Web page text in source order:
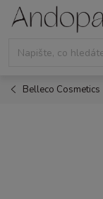
Přejít
Belleco Cosmetics